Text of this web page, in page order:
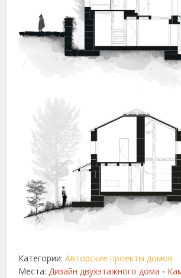
Категории:Авторские проекты домов
Места:Дизайн двухэтажного дома •